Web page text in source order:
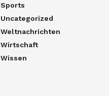
Sports
Uncategorized
Weltnachrichten
Wirtschaft
Wissen